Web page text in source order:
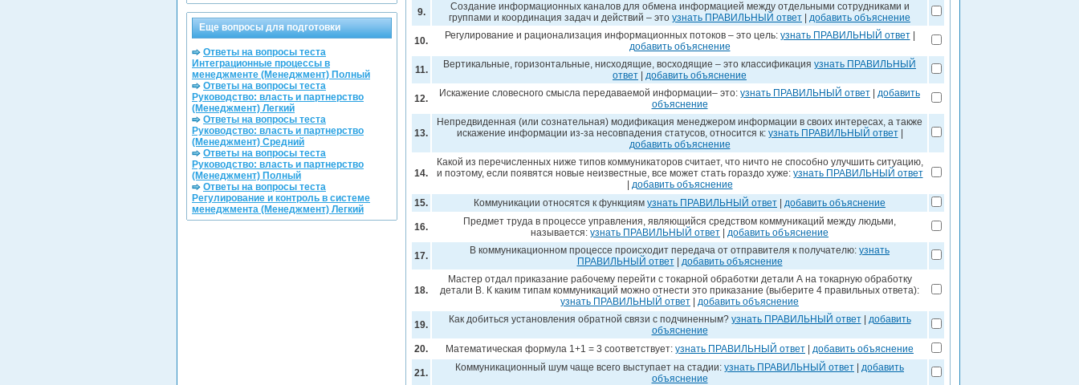
9.
Создание информационных каналов для обмена информацией между отдельными сотрудниками и
группами и координация задач и действий – это узнать ПРАВИЛЬНЫЙ ответ добавить объяснение
10. Регулирование и рационализация информационных потоков – это цель: узнать ПРАВИЛЬНЫЙ ответ|
добавить объяснение
11. Вертикальные, горизонтальные, нисходящие, восходящие – это классификация узнать ПРАВИЛЬНЫЙ
ответ
добавить объяснение
12. Искажение словесного смысла передаваемой информации– это: узнать ПРАВИЛЬНЫЙ ответ
добавить
объяснение
13.
Непредвиденная (или сознательная) модификация менеджером информации в своих интересах, а также
искажение информации из-за несовпадения статусов, относится к: узнать ПРАВИЛЬНЫЙ ответ|
добавить объяснение
14.
Какой из перечисленных ниже типов коммуникаторов считает, что ничто не способно улучшить ситуацию,
и поэтому, если появятся новые неизвестные, все может стать гораздо хуже: узнать ПРАВИЛЬНЫЙ ответ
добавить объяснение
15.
Коммуникации относятся к функциям узнать ПРАВИЛЬНЫЙ ответ добавить объяснение
16.
Предмет труда в процессе управления, являющийся средством коммуникаций между людьми,
называется: узнать ПРАВИЛЬНЫЙ ответ добавить объяснение
17. В коммуникационном процессе происходит передача от отправителя к получателю: узнать
ПРАВИЛЬНЫЙ ответ| добавить объяснение
18.
Мастер отдал приказание рабочему перейти с токарной обработки детали А на токарную обработку
детали В. К каким типам коммуникаций можно отнести это приказание (выберите 4 правильных ответа):
узнать ПРАВИЛЬНЫЙ ответ
добавить объяснение
19. Как добиться установления обратной связи с подчиненным? узнать ПРАВИЛЬНЫЙ ответ| добавить
объяснение
20.
Математическая формула 1+1 = 3 соответствует: узнать ПРАВИЛЬНЫЙ ответ добавить объяснение
21. Коммуникационный шум чаще всего выступает на стадии: узнать ПРАВИЛЬНЫЙ ответ
добавить
объяснение
Еще вопросы для подготовки
Ответы на вопросы теста
Интеграционные процессы в
менеджменте (Менеджмент) Полный
Ответы на вопросы теста
Руководство: власть и партнерство
(Менеджмент) Легкий
Ответы на вопросы теста
Руководство: власть и партнерство
(Менеджмент) Средний
Ответы на вопросы теста
Руководство: власть и партнерство
(Менеджмент) Полный
Ответы на вопросы теста
Регулирование и контроль в системе
менеджмента (Менеджмент) Легкий